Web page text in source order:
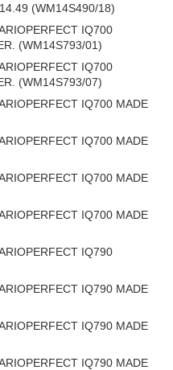
(WM14S490/18)
IQ700
(WM14S793/01)
IQ700
(WM14S793/07)
IQ700 MADE
IQ700 MADE
IQ700 MADE
IQ700 MADE
IQ790
IQ790 MADE
IQ790 MADE
IQ790 MADE